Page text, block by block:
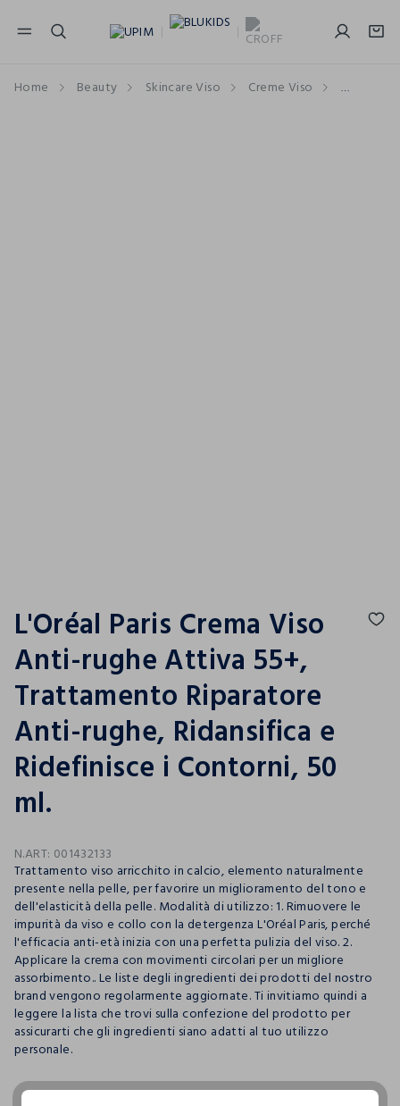
NAVIGATION.ARIA.GOTOMAINCONTENT
Home Beauty Skincare Viso Creme Viso Crema
L'Oréal Paris Crema Viso
Anti-rughe Attiva 55+,
Trattamento Riparatore
Anti-rughe, Ridansifica e
Ridefinisce i Contorni, 50
ml.
N.ART: 001432133
Trattamento viso arricchito in calcio, elemento naturalmente
presente nella pelle, per favorire un miglioramento del tono e
dell'elasticità della pelle. Modalità di utilizzo: 1. Rimuovere le
impurità da viso e collo con la detergenza L'Oréal Paris, perché
l'efficacia anti-età inizia con una perfetta pulizia del viso. 2.
Applicare la crema con movimenti circolari per un migliore
assorbimento.. Le liste degli ingredienti dei prodotti del nostro
brand vengono regolarmente aggiornate. Ti invitiamo quindi a
leggere la lista che trovi sulla confezione del prodotto per
assicurarti che gli ingredienti siano adatti al tuo utilizzo
personale.